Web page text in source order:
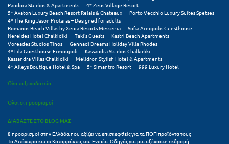
Κεφαλονιά
Κοζάνη
Κοκκώνι Κορινθίας
Κομοτηνή
Κόνιτσα
Κόρινθος
Pandora Studios & Apartments
4* Zeus Village Resort
5* Avaton Luxury Beach Resort Relais & Chateaux
Porto Vecchio Luxury Suites Spetses
4* The King Jason Protaras – Designed for adults
Romanos Beach Villas by Xenia Resorts Messenia
Sofia Areopolis Guesthouse
Nereides Hotel Chalkidiki
Taki's Guests
Kastri Beach Apartments
Voreades Studios Tinos
Gennadi Dreams Holiday Villa Rhodes
4* Lila Guesthouse Ermoupoli
Kassandra Studios Chalkidiki
Kassandra Villas Chalkidiki
Melidron Stylish Hotel & Apartments
4* Alleys Boutique Hotel & Spa
5* Simantro Resort 999 Luxury Hotel
Όλα τα ξενοδοχεία
Όλοι οι προορισμοί
ΔΙΑΒΑΣΤΕ ΣΤΟ BLOG ΜΑΣ
8 προορισμοί στην Ελλάδα που αξίζει να επισκεφθείς για τα ΠΟΠ προϊόντα τους
Το Λιτόχωρο και οι Καταρράκτες του Ενιπέα: Οδηγός για μια αξέχαστη εκδρομή